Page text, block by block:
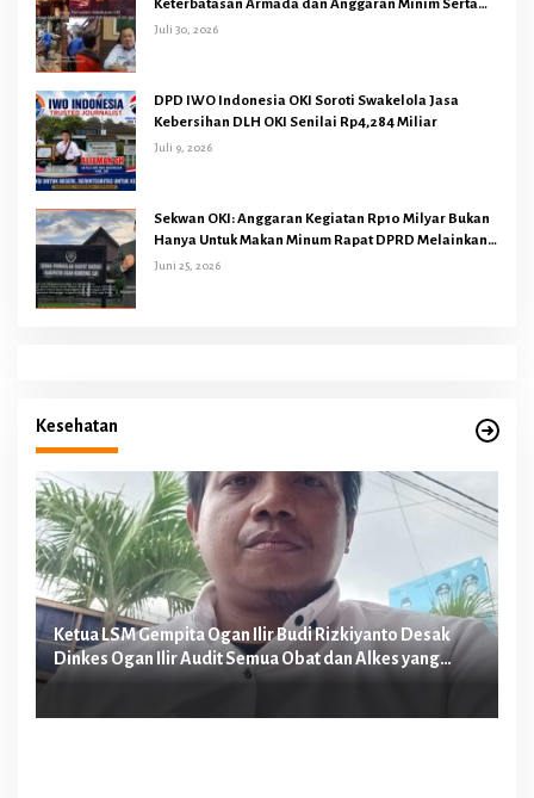
Keterbatasan Armada dan Anggaran Minim Serta
Gaji Jauh Dari Harapan
Juli 30, 2026
DPD IWO Indonesia OKI Soroti Swakelola Jasa
Kebersihan DLH OKI Senilai Rp4,284 Miliar
Juli 9, 2026
Sekwan OKI: Anggaran Kegiatan Rp10 Milyar Bukan
Hanya Untuk Makan Minum Rapat DPRD Melainkan
Juga Kegiatan Reses Dapil 45 Anggota Dewan
Juni 25, 2026
Kesehatan
Ketua LSM Gempita Ogan Ilir Budi Rizkiyanto Desak
Dinkes Ogan Ilir Audit Semua Obat dan Alkes yang
Diduga Dipakai Perawat E Malpraktek